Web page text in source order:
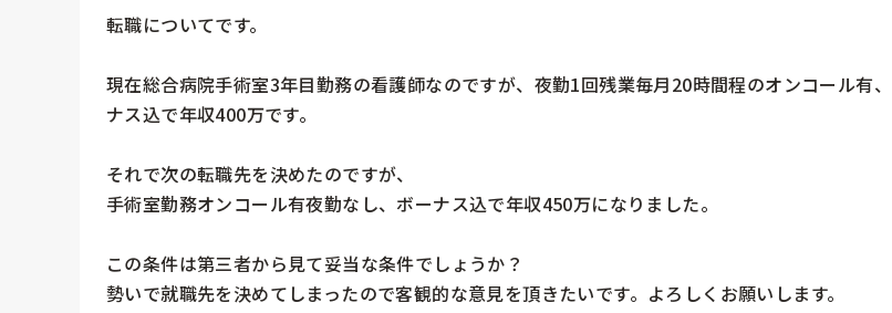
転職についてです。
現在総合病院手術室3年目勤務の看護師なのですが、夜勤1回残業毎月20時間程のオンコール有
ナス込で年収400万です。
それで次の転職先を決めたのですが、
手術室勤務オンコール有夜勤なし、ボーナス込で年収450万になりました。
この条件は第三者から見て妥当な条件でしょうか？
勢いで就職先を決めてしまったので客観的な意見を頂きたいです。よろしくお願いします。